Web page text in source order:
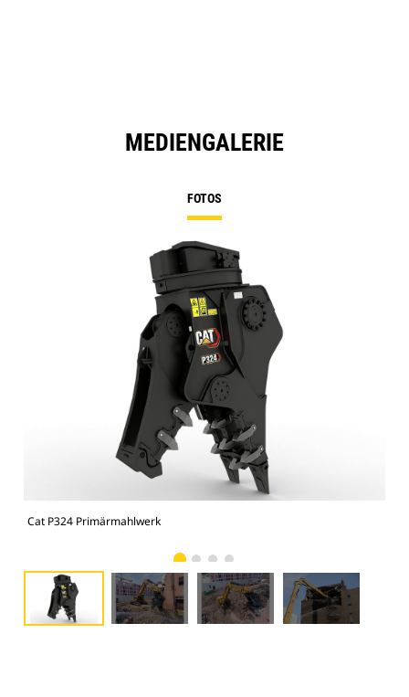
MEDIENGALERIE
FOTOS
Cat P324 Primärmahlwerk